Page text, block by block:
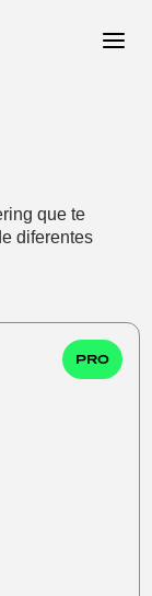
que te
diferentes
PRO